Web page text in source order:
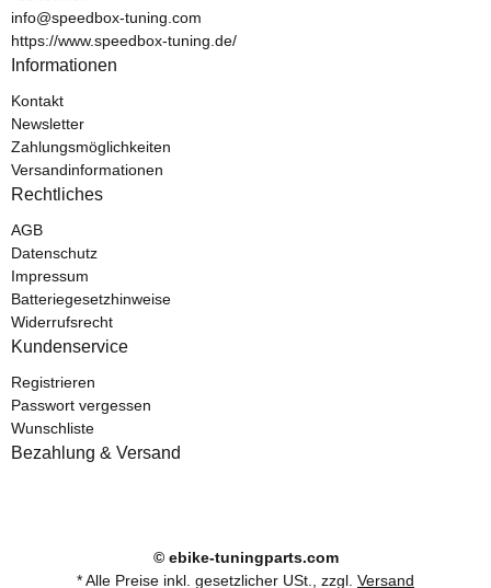
info@speedbox-tuning.com
https://www.speedbox-tuning.de/
Informationen
Kontakt
Newsletter
Zahlungsmöglichkeiten
Versandinformationen
Rechtliches
AGB
Datenschutz
Impressum
Batteriegesetzhinweise
Widerrufsrecht
Kundenservice
Registrieren
Passwort vergessen
Wunschliste
Bezahlung & Versand
© ebike-tuningparts.com
* Alle Preise inkl. gesetzlicher USt., zzgl. Versand